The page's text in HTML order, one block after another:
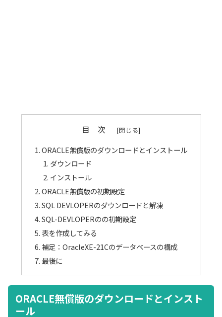
目 次
ORACLE無償版のダウンロードとインストール
ダウンロード
インストール
ORACLE無償版の初期設定
SQL DEVLOPERのダウンロードと解凍
SQL-DEVLOPERのの初期設定
表を作成してみる
補足：OracleXE-21Cのデータベースの構成
最後に
ORACLE無償版のダウンロードとインスト
ール